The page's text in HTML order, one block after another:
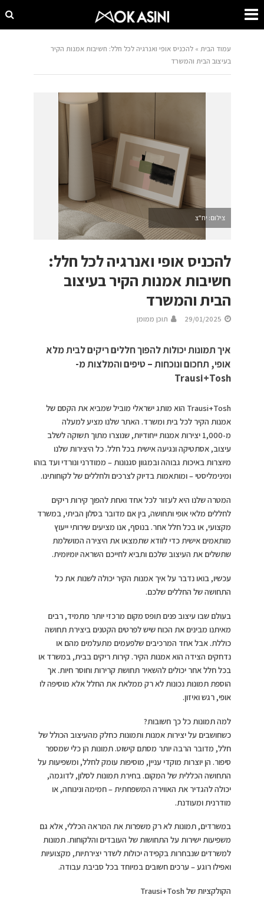
עמוד הבית »להכניס אופי ואנרגיה לכל חלל: חשיבות אמנות הקיר
בעיצוב הבית והמשרד
צילום: יח"צ
להכניס אופי ואנרגיה לכל חלל:
חשיבות אמנות הקיר בעיצוב
הבית והמשרד
29/01/2025 תוכן ממומן
איך תמונות יכולות להפוך חללים ריקים לבית מלא
אופי, תחכום ונוכחות – טיפים והמלצות מ-
Trausi+Tosh
Trausi+Tosh הוא מותג ישראלי מוביל שמביא את הקסם של
אמנות הקיר לכל בית ומשרד. האתר שלנו מציע למעלה
מ-1,000 יצירות אמנות ייחודיות, שנוצרו מתוך תשוקה לשלב
עיצוב, אסתטיקה ונגיעה אישית בכל חלל. כל היצירות שלנו
מיוצרות באיכות גבוהה ובמגוון סגנונות – ממודרני ונורדי ועד בוהו
ומינימליסטי – ומותאמות בדיוק לצרכים ולחללים של לקוחותינו.
המטרה שלנו היא לעזור לכל אחד ואחת להפוך קירות ריקים
לחללים מלאי אופי ותחושה, בין אם מדובר בסלון הביתי, במשרד
מקצועי, או בכל חלל אחר. בנוסף, אנו מציעים שירותי ייעוץ
מותאמים אישית כדי לוודא שתמצאו את היצירה המושלמת
שתשלים את העיצוב שלכם ותביא לחייכם השראה יומיומית.
עכשיו, בואו נדבר על איך אמנות הקיר יכולה לשנות את כל
התחושה של החללים שלכם.
בעולם שבו עיצוב פנים תופס מקום מרכזי יותר מתמיד, רבים
מאיתנו מבינים את הכוח שיש לפרטים הקטנים ביצירת תחושה
כוללת. אבל אחד המרכיבים שלפעמים מתעלמים מהם או
נדחקים הצידה הוא אמנות הקיר. קירות ריקים בבית, במשרד או
בכל חלל אחר יכולים להשאיר תחושת קרירות וחוסר חיות. אך
הוספת תמונות נכונות לא רק ממלאת את החלל אלא מוסיפה לו
אופי, רגש ואיזון.
למה תמונות כל כך חשובות?
כשחושבים על יצירות אמנות ותמונות כחלק מהעיצוב הכולל של
חלל, מדובר הרבה יותר מסתם קישוט. תמונות הן כלי שמספר
סיפור. הן יוצרות מוקדי עניין, מוסיפות עומק לחלל, ומשפיעות על
התחושה הכללית של המקום. בחירת תמונות לסלון, לדוגמה,
יכולה להגדיר את האווירה המשפחתית – חמימה ונינוחה, או
מודרנית ומעודנת.
במשרדים, תמונות לא רק משפרות את המראה הכללי, אלא גם
משפיעות ישירות על התחושות של העובדים והלקוחות. תמונות
למשרדים שנבחרות בקפידה יכולות לשדר יצירתיות, מקצועיות
ואפילו רוגע – ערכים חשובים במיוחד בכל סביבת עבודה.
הקולקציות של Trausi+Tosh